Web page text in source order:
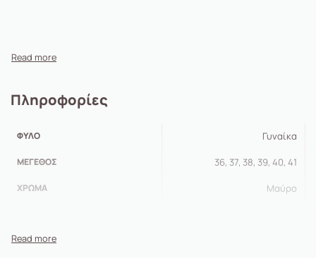
Πληροφορίες
ΦΎΛΟ Γυναίκα
ΜΈΓΕΘΟΣ 36, 37, 38, 39, 40, 41
ΧΡΏΜΑ Μαύρο